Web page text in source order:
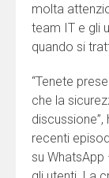
molta
team IT e gli
quando si
“Tenete
che la
recenti
su